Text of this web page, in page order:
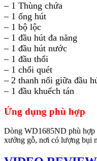
– 1 Thùng chứa
– 1 ống hút
– 1 bộ lộc
– 1 đầu hút đa năng
– 1 đầu hút nước
– 1 đầu thổi
– 1 chổi quét
– 2 thanh nối giữa đầu
– 1 đầu khuếch tán
Ứng dụng phù hợp
Dòng WD1685ND phù hợp
xưởng gỗ, nơi có lượng bụi